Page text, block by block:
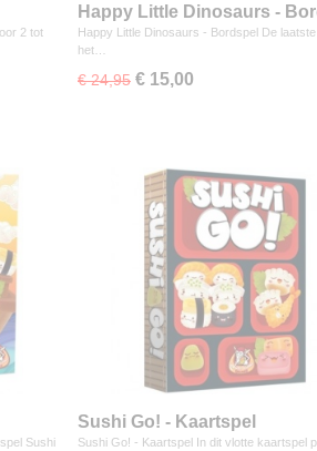
2 tot
Happy Little Dinosaurs -
Happy Little Dinosaurs - Bordspel De
het…
€ 24,95 € 15,00
Sushi
Sushi Go! - Kaartspel
Sushi Go! - Kaartspel In dit vlotte kaartspel